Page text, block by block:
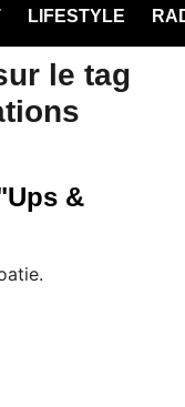
LIFESTYLE
le tag
&